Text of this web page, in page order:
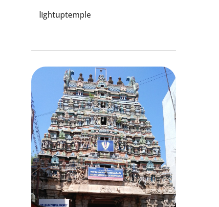
lightuptemple